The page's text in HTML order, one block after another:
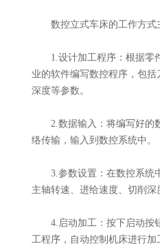
数控立式车床的工作方式
1.设计加工程序：根据零
业的软件编写数控程序，包
深度等参数。
2.数据输入：将编写好的
络传输，输入到数控系统中。
3.参数设置：在数控系统
主轴转速、进给速度、切削深
4.启动加工：按下启动按
工程序，自动控制机床进行加